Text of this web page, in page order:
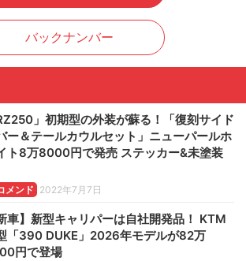
バックナンバー
」初期型の外装が蘇る！「復刻サイド
ー＆テールカウルセット」ニューパールホ
ト8万8000円で発売 ステッカー&未塗装
メンド 2022年7月7日
車】新型キャリパーは自社開発品！ KTM
「390 DUKE」2026年モデルが82万
円で登場